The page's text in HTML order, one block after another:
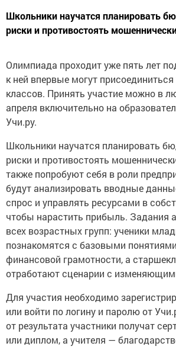
Школьники научатся планировать
риски и противостоять
Олимпиада проходит уже пять лет
к ней впервые могут присоединиться
классов. Принять участие можно в
апреля включительно на
Учи.ру.
Школьники научатся планировать
риски и противостоять
также попробуют себя в роли
будут анализировать вводные
спрос и управлять ресурсами в
чтобы нарастить прибыль. Задания
всех возрастных групп: ученики
познакомятся с базовыми
финансовой грамотности, а
отработают сценарии с
Для участия необходимо
или войти по логину и паролю от
от результата участники получат
или диплом, а учителя —